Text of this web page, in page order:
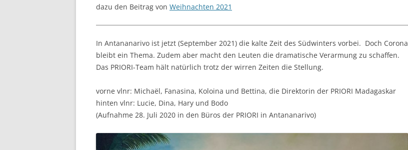
dazu den Beitrag von Weihnachten 2021
In Antananarivo ist jetzt (September 2021) die kalte Zeit des Südwinters vorbei. Doch Corona
bleibt ein Thema. Zudem aber macht den Leuten die dramatische Verarmung zu schaffen.
Das PRIORI-Team hält natürlich trotz der wirren Zeiten die Stellung.
vorne vlnr: Michaël, Fanasina, Koloina und Bettina, die Direktorin der PRIORI Madagaskar
hinten vlnr: Lucie, Dina, Hary und Bodo
(Aufnahme 28. Juli 2020 in den Büros der PRIORI in Antananarivo)